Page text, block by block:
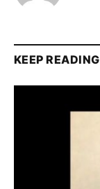
KEEP READING